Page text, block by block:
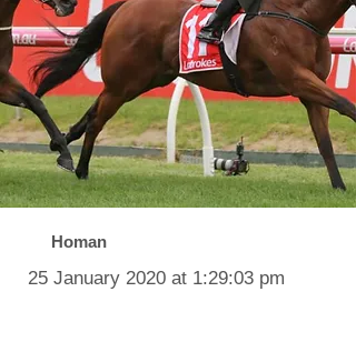
Homan
25 January 2020 at 1:29:03 pm